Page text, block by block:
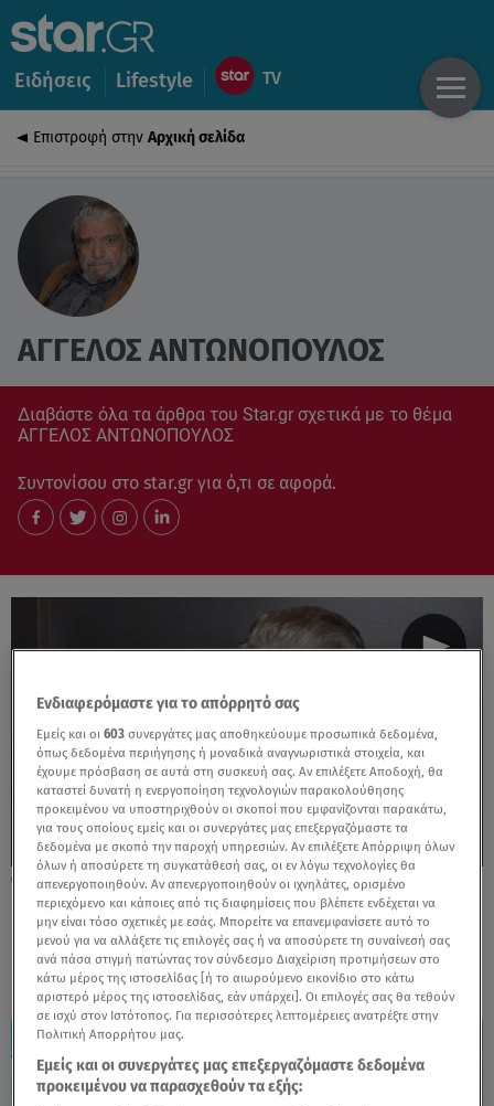
Ειδήσεις Lifestyle
Επιστροφή στην Αρχική σελίδα
ΑΓΓΕΛΟΣ ΑΝΤΩΝΟΠΟΥΛΟΣ
Διαβάστε όλα τα άρθρα του Star.gr σχετικά με το θέμα
ΑΓΓΕΛΟΣ ΑΝΤΩΝΟΠΟΥΛΟΣ
Συντονίσου στο star.gr για ό,τι σε αφορά.
03.06.26, 14:47
Άγγελος Αντωνόπουλος: «Μπορεί να
μελαγχολώ που δεν έχω ένα παιδί δικό
μου»
Ενδιαφερόμαστε για το απόρρητό σας
Εμείς και οι603 συνεργάτες μας αποθηκεύουμε προσωπικά δεδομένα,
όπως δεδομένα περιήγησης ή μοναδικά αναγνωριστικά στοιχεία, και
έχουμε πρόσβαση σε αυτά στη συσκευή σας. Αν επιλέξετε Αποδοχή, θα
καταστεί δυνατή η ενεργοποίηση τεχνολογιών παρακολούθησης
προκειμένου να υποστηριχθούν οι σκοποί που εμφανίζονται παρακάτω,
για τους οποίους εμείς και οι συνεργάτες μας επεξεργαζόμαστε τα
δεδομένα με σκοπό την παροχή υπηρεσιών. Αν επιλέξετε Απόρριψη όλων
όλων ή αποσύρετε τη συγκατάθεσή σας, οι εν λόγω τεχνολογίες θα
απενεργοποιηθούν. Αν απενεργοποιηθούν οι ιχνηλάτες, ορισμένο
περιεχόμενο και κάποιες από τις διαφημίσεις που βλέπετε ενδέχεται να
μην είναι τόσο σχετικές με εσάς. Μπορείτε να επανεμφανίσετε αυτό το
μενού για να αλλάξετε τις επιλογές σας ή να αποσύρετε τη συναίνεσή σας
ανά πάσα στιγμή πατώντας τον σύνδεσμο Διαχείριση προτιμήσεων στο
κάτω μέρος της ιστοσελίδας [ή το αιωρούμενο εικονίδιο στο κάτω
αριστερό μέρος της ιστοσελίδας, εάν υπάρχει]. Οι επιλογές σας θα τεθούν
σε ισχύ στον Ιστότοπος. Για περισσότερες λεπτομέρειες ανατρέξτε στην
Πολιτική Απορρήτου μας.
Εμείς και οι συνεργάτες μας επεξεργαζόμαστε δεδομένα
προκειμένου να παρασχεθούν τα εξής: